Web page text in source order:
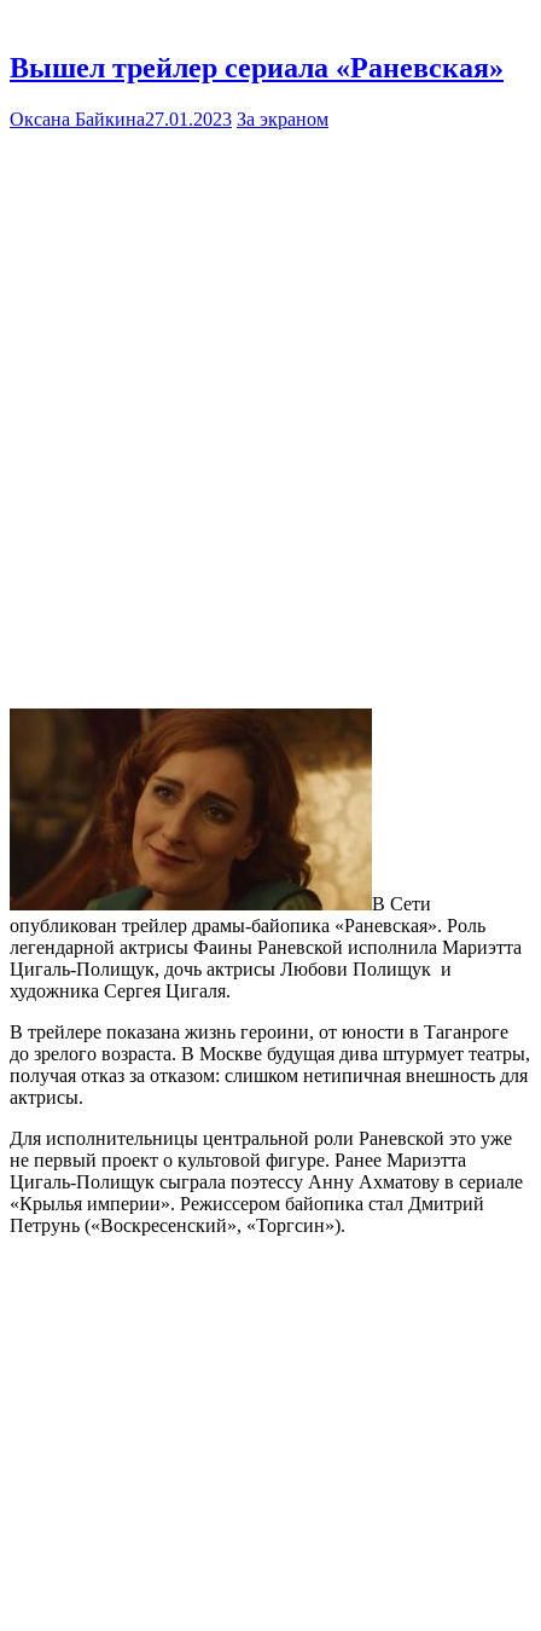
Вышел трейлер сериала «Раневская»
Оксана Байкина27.01.2023 За экраном
В Сети
опубликован трейлер драмы-байопика «Раневская». Роль
легендарной актрисы Фаины Раневской исполнила Мариэтта
Цигаль-Полищук, дочь актрисы Любови Полищук и
художника Сергея Цигаля.
В трейлере показана жизнь героини, от юности в Таганроге
до зрелого возраста. В Москве будущая дива штурмует театры,
получая отказ за отказом: слишком нетипичная внешность для
актрисы.
Для исполнительницы центральной роли Раневской это уже
не первый проект о культовой фигуре. Ранее Мариэтта
Цигаль-Полищук сыграла поэтессу Анну Ахматову в сериале
«Крылья империи». Режиссером байопика стал Дмитрий
Петрунь («Воскресенский», «Торгсин»).